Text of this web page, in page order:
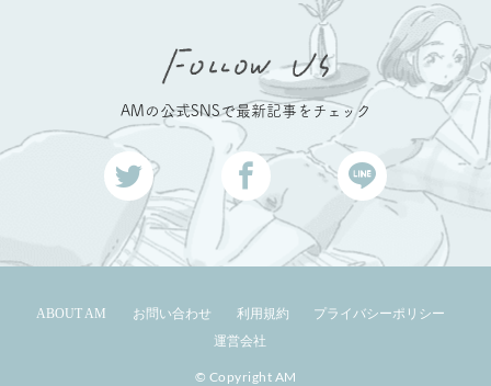
AMの公式SNSで最新記事をチェック
ABOUT AM お問い合わせ 利用規約
プライバシーポリシー
運営会社
© Copyright AM